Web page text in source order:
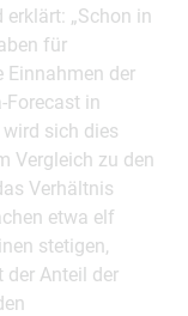
„Schon in
für
Einnahmen der
Forecast in
sich dies
Vergleich zu den
Verhältnis
etwa elf
stetigen,
Anteil der